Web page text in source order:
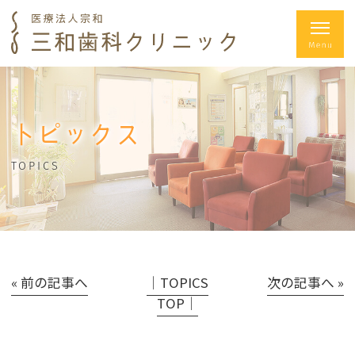
トピックス
TOPICS
« 前の記事へ
│TOPICS
TOP│
次の記事へ »